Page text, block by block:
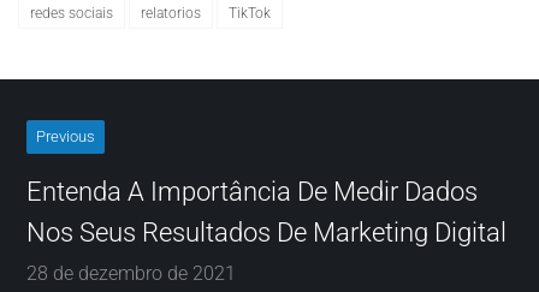
redes sociais relatorios TikTok
Previous
Entenda A Importância De Medir Dados
Nos Seus Resultados De Marketing Digital
28 de dezembro de 2021